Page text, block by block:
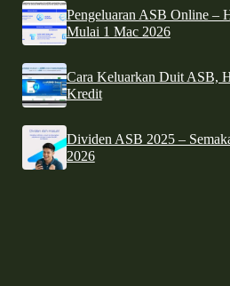
Pengeluaran ASB Online –
Mulai 1 Mac 2026
Cara Keluarkan Duit ASB,
Kredit
Dividen ASB 2025 –
2026